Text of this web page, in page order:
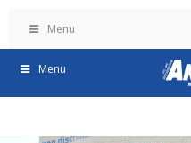
Menu
Menu